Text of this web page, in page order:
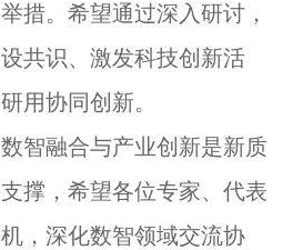
措。希望通过深入研讨，
共识、激发科技创新活
用协同创新。
智融合与产业创新是新质
撑，希望各位专家、代表
，深化数智领域交流协